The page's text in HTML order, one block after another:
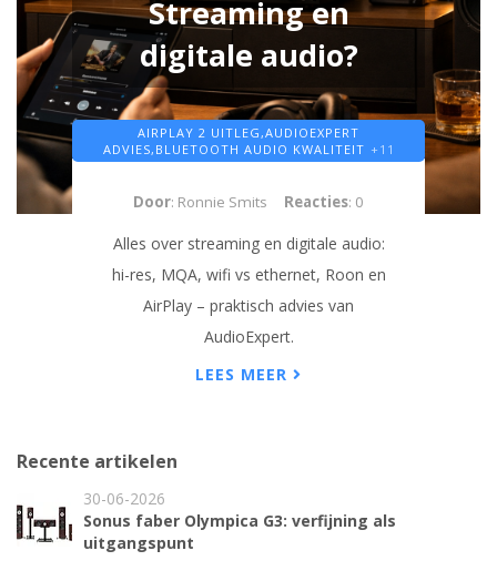
Streaming en
digitale audio?
AIRPLAY 2 UITLEG,AUDIOEXPERT
ADVIES, BLUETOOTH AUDIO KWALITEIT +11
Door: Ronnie Smits Reacties: 0
Alles over streaming en digitale audio:
hi-res, MQA, wifi vs ethernet, Roon en
AirPlay – praktisch advies van
AudioExpert.
LEES MEER
Recente artikelen
30-06-2026
Sonus faber Olympica G3: verfijning als
uitgangspunt